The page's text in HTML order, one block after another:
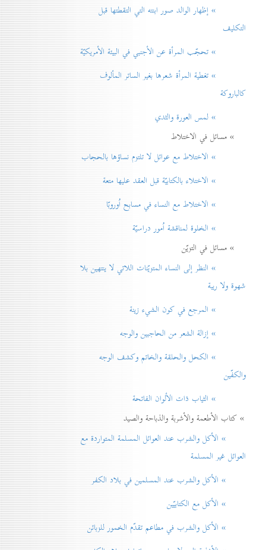
» إظهار الوالد صور ابنته التي التقطتها قبل
التكليف
» تحجّب المرأة عن الأجنبي في البيئة الأمريكيّة
» تغطية المرأة شعرها بغير الساتر المألوف
كالباروكة
» لمس العورة والثدي
» مسائل في الاختلاط
» الاختلاط مع عوائل لا تلتزم نساؤها بالحجاب
» الاختلاء بالكتابيّة قبل العقد عليها متعة
» الاختلاط مع النساء في مسابح اُوروبّا
» الخلوة لمناقشة اُمور دراسيّة
» مسائل في التزيّن
» النظر إلی النساء المتزيّنات اللاتي لا ينتهين بلا
شهوة ولا ريبة
» المرجع في كون الشيء زينة
» إزالة الشعر من الحاجبين والوجه
» الكحل والحلقة والخاتم وكشف الوجه
والكفّين
» الثياب ذات الألوان الفاتحة
» كتاب الأطعمة والأشربة والذباحة والصيد
» الأكل والشرب عند العوائل المسلمة المتواردة مع
العوائل غير المسلمة
» الأكل والشرب عند المسلمين في بلاد الكفر
» الأكل مع الكتابيّين
» الأكل والشرب في مطاعم تقدّم الخمور للزبائن